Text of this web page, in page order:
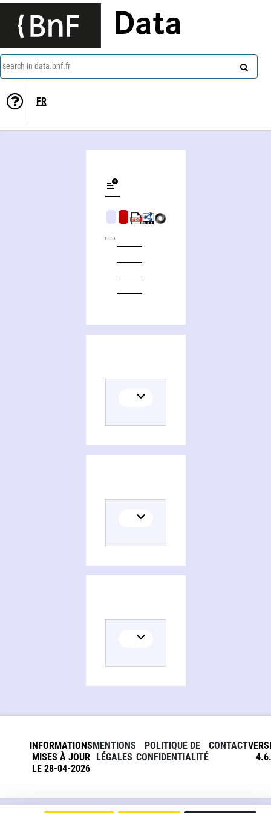
Data
search in data.bnf.fr
FR
INFORMATIONS
MISES À JOUR
LE 28-04-2026
MENTIONS
LÉGALES
POLITIQUE DE
CONFIDENTIALITÉ
CONTACT